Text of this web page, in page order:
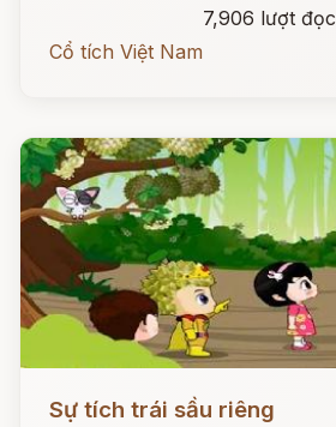
7,906 lượt đọc
Cổ tích Việt Nam
Sự tích trái sầu riêng